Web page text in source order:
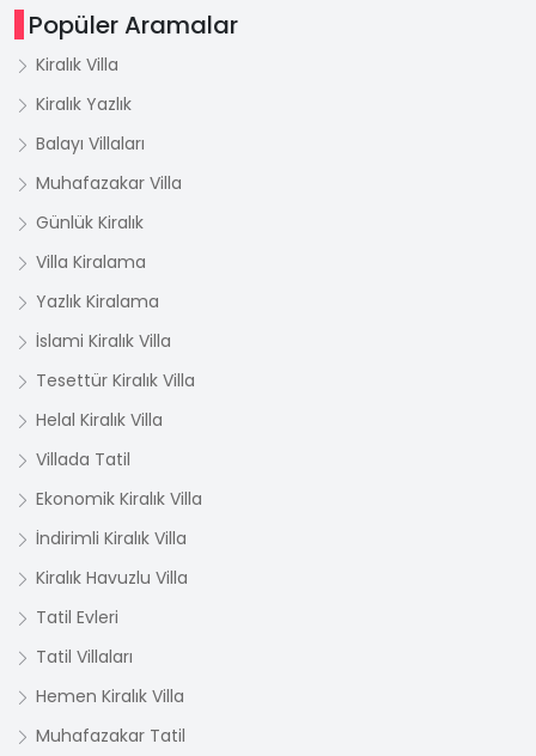
Popüler Aramalar
Kiralık Villa
Kiralık Yazlık
Balayı Villaları
Muhafazakar Villa
Günlük Kiralık
Villa Kiralama
Yazlık Kiralama
İslami Kiralık Villa
Tesettür Kiralık Villa
Helal Kiralık Villa
Villada Tatil
Ekonomik Kiralık Villa
İndirimli Kiralık Villa
Kiralık Havuzlu Villa
Tatil Evleri
Tatil Villaları
Hemen Kiralık Villa
Muhafazakar Tatil